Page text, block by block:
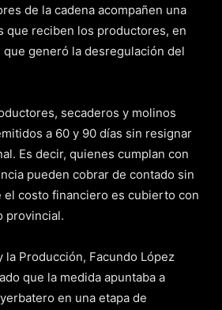
de la cadena acompañen una
que reciben los productores, en
generó la desregulación del
secaderos y molinos
a 60 y 90 días sin resignar
Es decir, quienes cumplan con
pueden cobrar de contado sin
el costo financiero es cubierto con
provincial.
la Producción, Facundo López
que la medida apuntaba a
en una etapa de